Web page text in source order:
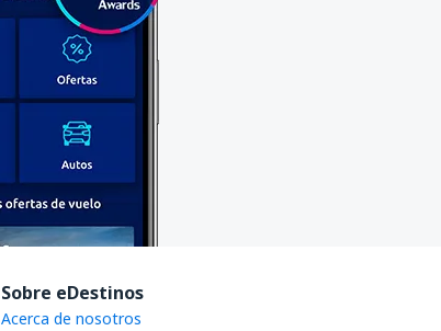
Sobre eDestinos
Acerca de nosotros